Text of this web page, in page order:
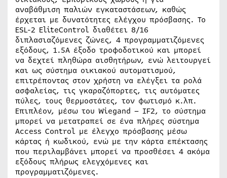
αναβάθμιση παλιών εγκαταστάσεων, καθώς
έρχεται με δυνατότητες ελέγχου πρόσβασης. Το
ESL-2 EliteControl διαθέτει 8/16
διπλασιαζόμενες ζώνες, 4 προγραμματιζόμενες
εξόδους, 1.5Α έξοδο τροφοδοτικού και μπορεί
να δεχτεί πληθώρα αισθητήρων, ενώ λειτουργεί
και ως σύστημα οικιακού αυτοματισμού,
επιτρέποντας στον χρήστη να ελέγξει τα ρολά
ασφαλείας, τις γκαραζόπορτες, τις αυτόματες
πύλες, τους θερμοστάτες, τον φωτισμό κ.λπ.
Επιπλέον, μέσω του Wiegand – IF2, το σύστημα
μπορεί να μετατραπεί σε ένα πλήρες σύστημα
Access Control με έλεγχο πρόσβασης μέσω
κάρτας ή κωδικού, ενώ με την κάρτα επέκτασης
που περιλαμβάνει μπορεί να προσθέσει 4 ακόμα
εξόδους πλήρως ελεγχόμενες και
προγραμματιζόμενες.